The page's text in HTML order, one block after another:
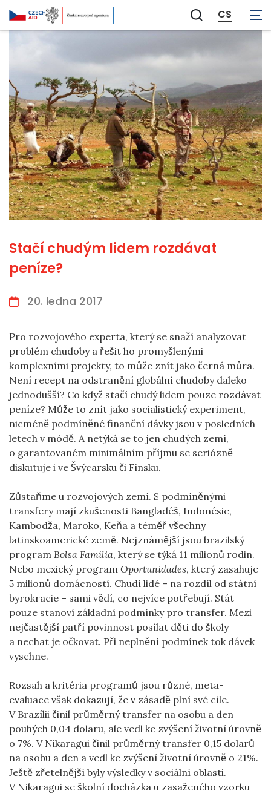
Zobrazit
vyhledávání
CS
Stačí chudým lidem rozdávat
peníze?
20. ledna 2017
Pro rozvojového experta, který se snaží analyzovat
problém chudoby a řešit ho promyšlenými
komplexními projekty, to může znít jako černá můra.
Není recept na odstranění globální chudoby daleko
jednodušší? Co když stačí chudý lidem pouze rozdávat
peníze? Může to znít jako socialistický experiment,
nicméně podmíněné finanční dávky jsou v posledních
letech v módě. A netýká se to jen chudých zemí,
o garantovaném minimálním příjmu se seriózně
diskutuje i ve Švýcarsku či Finsku.
Zůstaňme u rozvojových zemí. S podmíněnými
transfery mají zkušenosti Bangladéš, Indonésie,
Kambodža, Maroko, Keňa a téměř všechny
latinskoamerické země. Nejznámější jsou brazilský
program Bolsa Família, který se týká 11 milionů rodin.
Nebo mexický program Oportunidades, který zasahuje
5 milionů domácností. Chudí lidé – na rozdíl od státní
byrokracie – sami vědí, co nejvíce potřebují. Stát
pouze stanoví základní podmínky pro transfer. Mezi
nejčastější patří povinnost posílat děti do školy
a nechat je očkovat. Při neplnění podmínek tok dávek
vyschne.
Rozsah a kritéria programů jsou různé, meta-
evaluace však dokazují, že v zásadě plní své cíle.
V Brazílii činil průměrný transfer na osobu a den
pouhých 0,04 dolaru, ale vedl ke zvýšení životní úrovně
o 7%. V Nikaragui činil průměrný transfer 0,15 dolarů
na osobu a den a vedl ke zvýšení životní úrovně o 21%.
Ještě zřetelnější byly výsledky v sociální oblasti.
V Nikaragui se školní docházka u zasaženého vzorku